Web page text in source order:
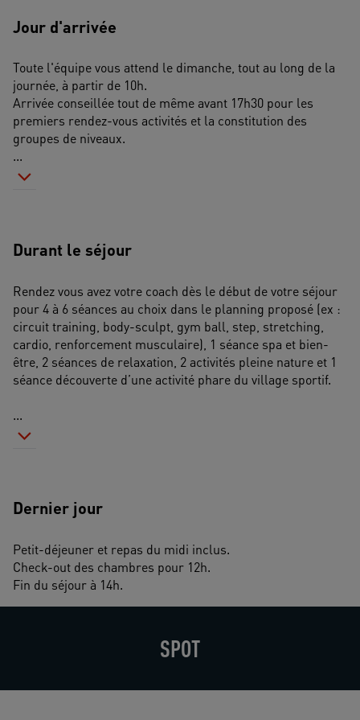
Jour d'arrivée
Toute l'équipe vous attend le dimanche, tout au long de la
journée, à partir de 10h.
Arrivée conseillée tout de même avant 17h30 pour les
premiers rendez-vous activités et la constitution des
groupes de niveaux.
...
Durant le séjour
Rendez vous avez votre coach dès le début de votre séjour
pour 4 à 6 séances au choix dans le planning proposé (ex :
circuit training, body-sculpt, gym ball, step, stretching,
cardio, renforcement musculaire), 1 séance spa et bien-
être, 2 séances de relaxation, 2 activités pleine nature et 1
séance découverte d’une activité phare du village sportif.
...
Dernier jour
Petit-déjeuner et repas du midi inclus.
Check-out des chambres pour 12h.
Fin du séjour à 14h.
SPOT